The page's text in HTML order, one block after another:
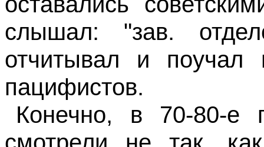
слышал: "зав.
отчитывал и поучал
пацифистов.
Конечно, в 70-80-